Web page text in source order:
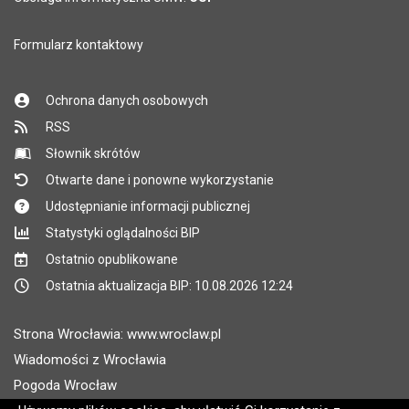
Formularz kontaktowy
Ochrona danych osobowych
RSS
Słownik skrótów
Otwarte dane i ponowne wykorzystanie
Udostępnianie informacji publicznej
Statystyki oglądalności BIP
Ostatnio opublikowane
Ostatnia aktualizacja BIP: 10.08.2026 12:24
Strona Wrocławia: www.wroclaw.pl
Wiadomości z Wrocławia
Pogoda Wrocław